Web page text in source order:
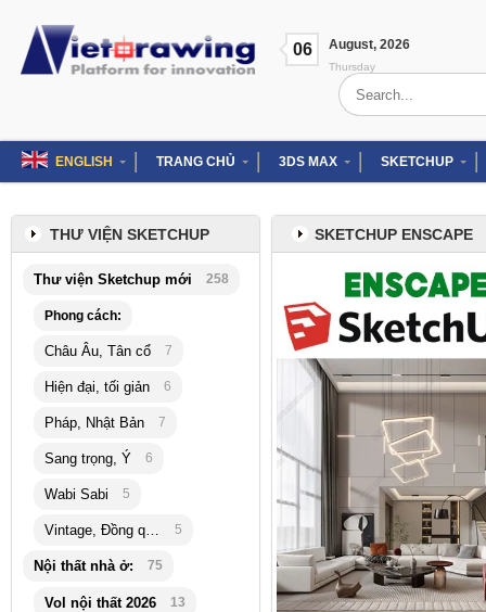
content
06 August, 2026
Thursday
Search
for:
ENGLISH TRANG CHỦ 3DS MAX SKETCHUP
SKETCHUP ENSCAPE
THƯ VIỆN SKETCHUP
Thư viện Sketchup mới 258
Phong cách:
Châu Âu, Tân cổ 7
Hiện đại, tối giản 6
Pháp, Nhật Bản 7
Sang trọng, Ý 6
Wabi Sabi 5
Vintage, Đồng quê 5
Nội thất nhà ở: 75
Vol nội thất 2026 13